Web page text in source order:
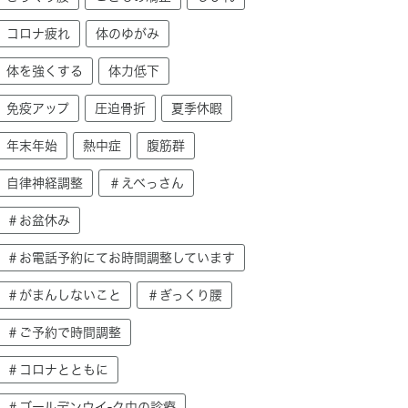
コロナ疲れ 体のゆがみ
体を強くする 体力低下
免疫アップ 圧迫骨折 夏季休暇
年末年始 熱中症 腹筋群
自律神経調整 ＃えべっさん
＃お盆休み
＃お電話予約にてお時間調整しています
＃がまんしないこと ＃ぎっくり腰
＃ご予約で時間調整
＃コロナとともに